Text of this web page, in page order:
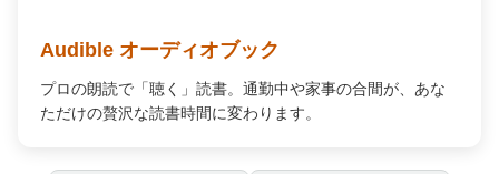
Audible オーディオブック
プロの朗読で「聴く」読書。通勤中や家事の合間が、あな
ただけの贅沢な読書時間に変わります。